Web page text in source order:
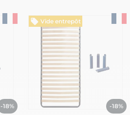
-18%
Vide entrepôt
-18%